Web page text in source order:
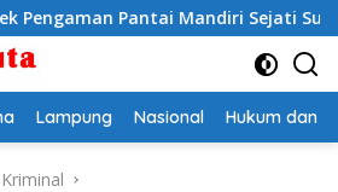
Mandiri Sejati Sudah Sesuai
Lampung Nasional Hukum dan